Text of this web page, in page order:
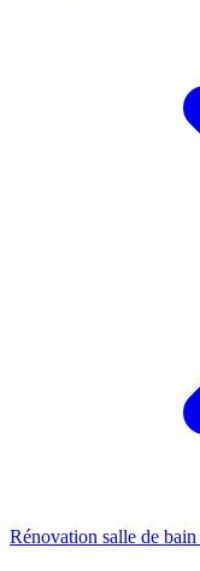
Rénovation salle de bain